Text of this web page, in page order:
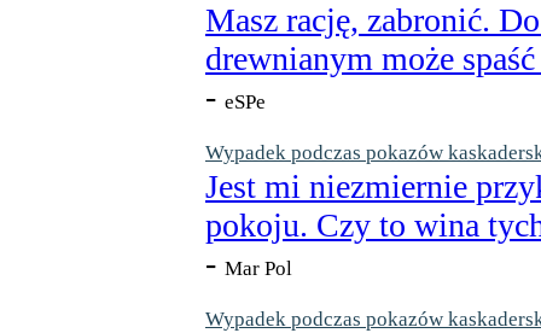
Masz rację, zabronić.
drewnianym może
- eSPe
Wypadek podczas pokazów
Jest mi niezmiernie
pokoju. Czy to wina
- Mar Pol
Wypadek podczas pokazów